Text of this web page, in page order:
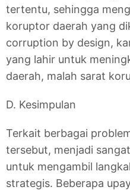
tertentu, sehingga
koruptor daerah yang
corruption by design,
yang lahir untuk
daerah, malah sarat
D. Kesimpulan
Terkait berbagai
tersebut, menjadi
untuk mengambil
strategis. Beberapa